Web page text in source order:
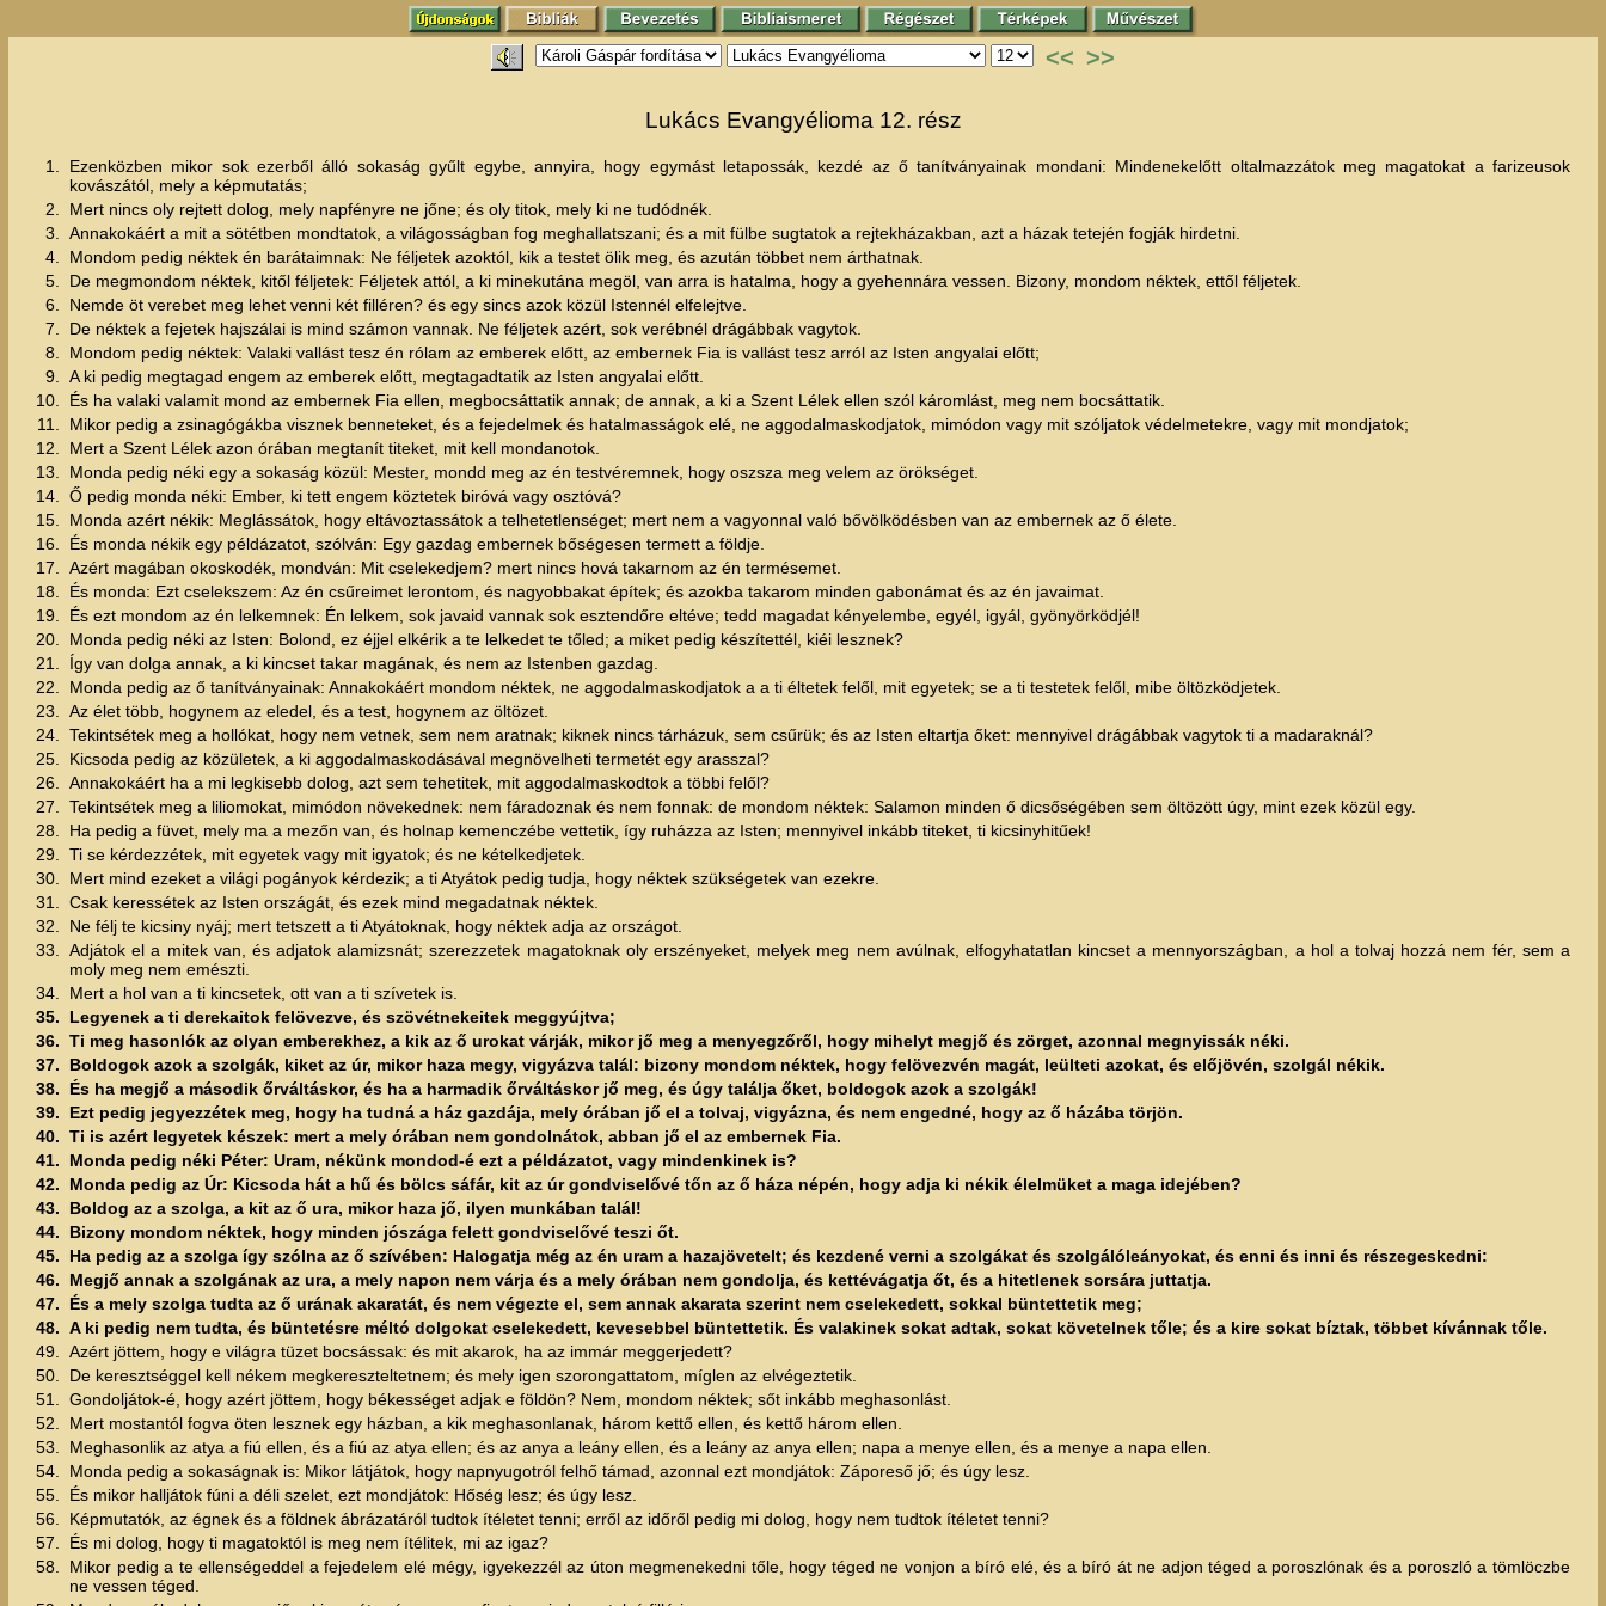
<< >>
Lukács Evangyélioma 12. rész
1.
Ezenközben mikor sok ezerből álló sokaság gyűlt egybe, annyira, hogy egymást letapossák, kezdé az ő tanítványainak mondani: Mindenekelőtt oltalmazzátok meg magatokat a farizeusok
kovászától, mely a képmutatás;
2.
Mert nincs oly rejtett dolog, mely napfényre ne jőne; és oly titok, mely ki ne tudódnék.
3.
Annakokáért a mit a sötétben mondtatok, a világosságban fog meghallatszani; és a mit fülbe sugtatok a rejtekházakban, azt a házak tetején fogják hirdetni.
4.
Mondom pedig néktek én barátaimnak: Ne féljetek azoktól, kik a testet ölik meg, és azután többet nem árthatnak.
5.
De megmondom néktek, kitől féljetek: Féljetek attól, a ki minekutána megöl, van arra is hatalma, hogy a gyehennára vessen. Bizony, mondom néktek, ettől féljetek.
6.
Nemde öt verebet meg lehet venni két filléren? és egy sincs azok közül Istennél elfelejtve.
7.
De néktek a fejetek hajszálai is mind számon vannak. Ne féljetek azért, sok verébnél drágábbak vagytok.
8.
Mondom pedig néktek: Valaki vallást tesz én rólam az emberek előtt, az embernek Fia is vallást tesz arról az Isten angyalai előtt;
9.
A ki pedig megtagad engem az emberek előtt, megtagadtatik az Isten angyalai előtt.
10.
És ha valaki valamit mond az embernek Fia ellen, megbocsáttatik annak; de annak, a ki a Szent Lélek ellen szól káromlást, meg nem bocsáttatik.
11.
Mikor pedig a zsinagógákba visznek benneteket, és a fejedelmek és hatalmasságok elé, ne aggodalmaskodjatok, mimódon vagy mit szóljatok védelmetekre, vagy mit mondjatok;
12.
Mert a Szent Lélek azon órában megtanít titeket, mit kell mondanotok.
13.
Monda pedig néki egy a sokaság közül: Mester, mondd meg az én testvéremnek, hogy oszsza meg velem az örökséget.
14.
Ő pedig monda néki: Ember, ki tett engem köztetek biróvá vagy osztóvá?
15.
Monda azért nékik: Meglássátok, hogy eltávoztassátok a telhetetlenséget; mert nem a vagyonnal való bővölködésben van az embernek az ő élete.
16.
És monda nékik egy példázatot, szólván: Egy gazdag embernek bőségesen termett a földje.
17.
Azért magában okoskodék, mondván: Mit cselekedjem? mert nincs hová takarnom az én termésemet.
18.
És monda: Ezt cselekszem: Az én csűreimet lerontom, és nagyobbakat építek; és azokba takarom minden gabonámat és az én javaimat.
19.
És ezt mondom az én lelkemnek: Én lelkem, sok javaid vannak sok esztendőre eltéve; tedd magadat kényelembe, egyél, igyál, gyönyörködjél!
20.
Monda pedig néki az Isten: Bolond, ez éjjel elkérik a te lelkedet te tőled; a miket pedig készítettél, kiéi lesznek?
21.
Így van dolga annak, a ki kincset takar magának, és nem az Istenben gazdag.
22.
Monda pedig az ő tanítványainak: Annakokáért mondom néktek, ne aggodalmaskodjatok a a ti éltetek felől, mit egyetek; se a ti testetek felől, mibe öltözködjetek.
23.
Az élet több, hogynem az eledel, és a test, hogynem az öltözet.
24.
Tekintsétek meg a hollókat, hogy nem vetnek, sem nem aratnak; kiknek nincs tárházuk, sem csűrük; és az Isten eltartja őket: mennyivel drágábbak vagytok ti a madaraknál?
25.
Kicsoda pedig az közületek, a ki aggodalmaskodásával megnövelheti termetét egy arasszal?
26.
Annakokáért ha a mi legkisebb dolog, azt sem tehetitek, mit aggodalmaskodtok a többi felől?
27.
Tekintsétek meg a liliomokat, mimódon növekednek: nem fáradoznak és nem fonnak: de mondom néktek: Salamon minden ő dicsőségében sem öltözött úgy, mint ezek közül egy.
28.
Ha pedig a füvet, mely ma a mezőn van, és holnap kemenczébe vettetik, így ruházza az Isten; mennyivel inkább titeket, ti kicsinyhitűek!
29.
Ti se kérdezzétek, mit egyetek vagy mit igyatok; és ne kételkedjetek.
30.
Mert mind ezeket a világi pogányok kérdezik; a ti Atyátok pedig tudja, hogy néktek szükségetek van ezekre.
31.
Csak keressétek az Isten országát, és ezek mind megadatnak néktek.
32.
Ne félj te kicsiny nyáj; mert tetszett a ti Atyátoknak, hogy néktek adja az országot.
33.
Adjátok el a mitek van, és adjatok alamizsnát; szerezzetek magatoknak oly erszényeket, melyek meg nem avúlnak, elfogyhatatlan kincset a mennyországban, a hol a tolvaj hozzá nem fér, sem a
moly meg nem emészti.
34.
Mert a hol van a ti kincsetek, ott van a ti szívetek is.
35.
Legyenek a ti derekaitok felövezve, és szövétnekeitek meggyújtva;
36. Ti meg hasonlók az olyan emberekhez, a kik az ő urokat várják, mikor jő meg a menyegzőről, hogy mihelyt megjő és zörget, azonnal megnyissák néki.
37.
Boldogok azok a szolgák, kiket az úr, mikor haza megy, vigyázva talál: bizony mondom néktek, hogy felövezvén magát, leülteti azokat, és előjövén, szolgál nékik.
38.
És ha megjő a második őrváltáskor, és ha a harmadik őrváltáskor jő meg, és úgy találja őket, boldogok azok a szolgák!
39.
Ezt pedig jegyezzétek meg, hogy ha tudná a ház gazdája, mely órában jő el a tolvaj, vigyázna, és nem engedné, hogy az ő házába törjön.
40. Ti is azért legyetek készek: mert a mely órában nem gondolnátok, abban jő el az embernek Fia.
41.
Monda pedig néki Péter: Uram, nékünk mondod-é ezt a példázatot, vagy mindenkinek is?
42.
Monda pedig az Úr: Kicsoda hát a hű és bölcs sáfár, kit az úr gondviselővé tőn az ő háza népén, hogy adja ki nékik élelmüket a maga idejében?
43.
Boldog az a szolga, a kit az ő ura, mikor haza jő, ilyen munkában talál!
44.
Bizony mondom néktek, hogy minden jószága felett gondviselővé teszi őt.
45.
Ha pedig az a szolga így szólna az ő szívében: Halogatja még az én uram a hazajövetelt; és kezdené verni a szolgákat és szolgálóleányokat, és enni és inni és részegeskedni:
46.
Megjő annak a szolgának az ura, a mely napon nem várja és a mely órában nem gondolja, és kettévágatja őt, és a hitetlenek sorsára juttatja.
47.
És a mely szolga tudta az ő urának akaratát, és nem végezte el, sem annak akarata szerint nem cselekedett, sokkal büntettetik meg;
48. A ki pedig nem tudta, és büntetésre méltó dolgokat cselekedett, kevesebbel büntettetik. És valakinek sokat adtak, sokat követelnek tőle; és a kire sokat bíztak, többet kívánnak tőle.
49.
Azért jöttem, hogy e világra tüzet bocsássak: és mit akarok, ha az immár meggerjedett?
50.
De keresztséggel kell nékem megkereszteltetnem; és mely igen szorongattatom, míglen az elvégeztetik.
51.
Gondoljátok-é, hogy azért jöttem, hogy békességet adjak e földön? Nem, mondom néktek; sőt inkább meghasonlást.
52.
Mert mostantól fogva öten lesznek egy házban, a kik meghasonlanak, három kettő ellen, és kettő három ellen.
53.
Meghasonlik az atya a fiú ellen, és a fiú az atya ellen; és az anya a leány ellen, és a leány az anya ellen; napa a menye ellen, és a menye a napa ellen.
54.
Monda pedig a sokaságnak is: Mikor látjátok, hogy napnyugotról felhő támad, azonnal ezt mondjátok: Záporeső jő; és úgy lesz.
55.
És mikor halljátok fúni a déli szelet, ezt mondjátok: Hőség lesz; és úgy lesz.
56.
Képmutatók, az égnek és a földnek ábrázatáról tudtok ítéletet tenni; erről az időről pedig mi dolog, hogy nem tudtok ítéletet tenni?
57.
És mi dolog, hogy ti magatoktól is meg nem ítélitek, mi az igaz?
58.
Mikor pedig a te ellenségeddel a fejedelem elé mégy, igyekezzél az úton megmenekedni tőle, hogy téged ne vonjon a bíró elé, és a bíró át ne adjon téged a poroszlónak és a poroszló a tömlöczbe
ne vessen téged.